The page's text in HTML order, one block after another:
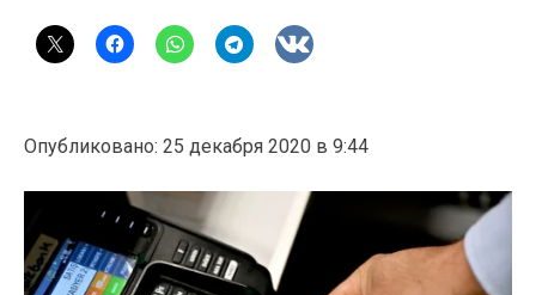
Опубликовано: 25 декабря 2020 в 9:44